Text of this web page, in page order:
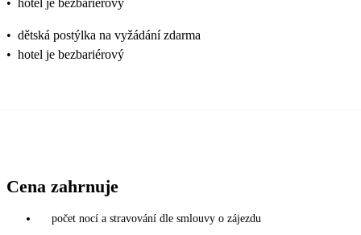
• hotel je bezbariérový
• dětská postýlka na vyžádání zdarma
• hotel je bezbariérový
Cena zahrnuje
počet nocí a stravování dle smlouvy o zájezdu